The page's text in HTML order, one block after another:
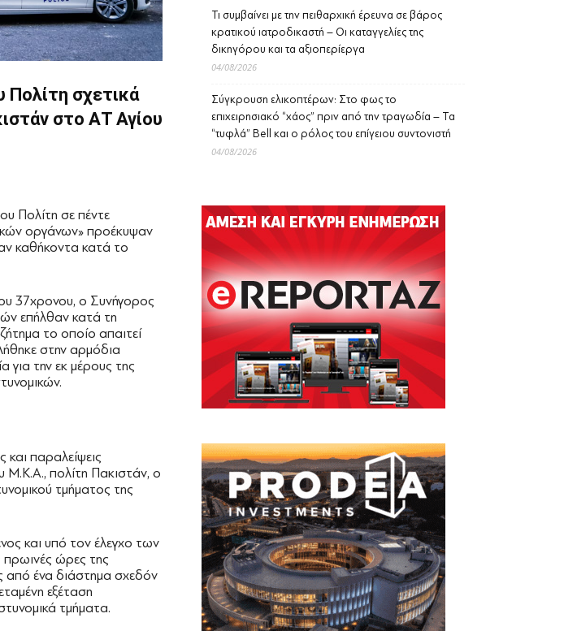
Πολίτη σχετικά
στο ΑΤ Αγίου
Πολίτη σε πέντε
οργάνων» προέκυψαν
καθήκοντα κατά το
37χρονου, ο Συνήγορος
επήλθαν κατά τη
το οποίο απαιτεί
στην αρμόδια
για την εκ μέρους της
παραλείψεις
πολίτη Πακιστάν, ο
τμήματος της
και υπό τον έλεγχο των
πρωινές ώρες της
από ένα διάστημα σχεδόν
εξέταση
τμήματα.
Τι συμβαίνει με την πειθαρχική έρευνα σε βάρος
κρατικού ιατροδικαστή – Οι καταγγελίες της
δικηγόρου και τα αξιοπερίεργα
04/08/2026
Σύγκρουση ελικοπτέρων: Στο φως το
επιχειρησιακό “χάος” πριν από την τραγωδία – Τα
“τυφλά” Bell και ο ρόλος του επίγειου συντονιστή
04/08/2026